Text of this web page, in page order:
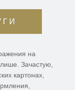
на
Зачастую,
картонах,